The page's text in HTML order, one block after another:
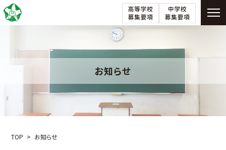
お知らせ
TOP お知らせ